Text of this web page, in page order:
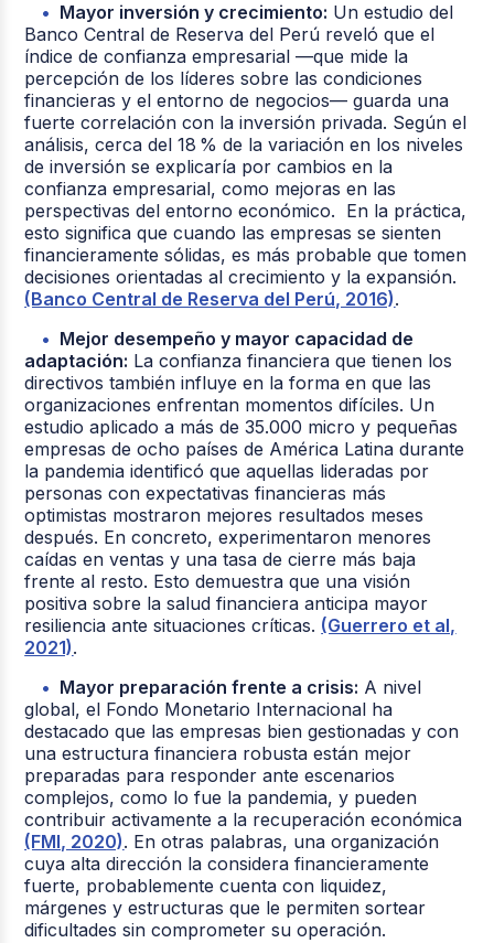
Mayor inversión y crecimiento: Un estudio del
Banco Central de Reserva del Perú reveló que el
índice de confianza empresarial —que mide la
percepción de los líderes sobre las condiciones
financieras y el entorno de negocios— guarda una
fuerte correlación con la inversión privada. Según el
análisis, cerca del 18 % de la variación en los niveles
de inversión se explicaría por cambios en la
confianza empresarial, como mejoras en las
perspectivas del entorno económico. En la práctica,
esto significa que cuando las empresas se sienten
financieramente sólidas, es más probable que tomen
decisiones orientadas al crecimiento y la expansión.
(Banco Central de Reserva del Perú, 2016).
Mejor desempeño y mayor capacidad de
adaptación: La confianza financiera que tienen los
directivos también influye en la forma en que las
organizaciones enfrentan momentos difíciles. Un
estudio aplicado a más de 35.000 micro y pequeñas
empresas de ocho países de América Latina durante
la pandemia identificó que aquellas lideradas por
personas con expectativas financieras más
optimistas mostraron mejores resultados meses
después. En concreto, experimentaron menores
caídas en ventas y una tasa de cierre más baja
frente al resto. Esto demuestra que una visión
positiva sobre la salud financiera anticipa mayor
resiliencia ante situaciones críticas. (Guerrero et al,
2021).
Mayor preparación frente a crisis: A nivel
global, el Fondo Monetario Internacional ha
destacado que las empresas bien gestionadas y con
una estructura financiera robusta están mejor
preparadas para responder ante escenarios
complejos, como lo fue la pandemia, y pueden
contribuir activamente a la recuperación económica
(FMI, 2020). En otras palabras, una organización
cuya alta dirección la considera financieramente
fuerte, probablemente cuenta con liquidez,
márgenes y estructuras que le permiten sortear
dificultades sin comprometer su operación.